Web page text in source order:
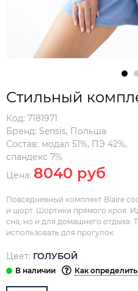
Стильный
Код: 7181971
Бренд: Sensis, Польша
Состав: модал 51%, ПЭ 42%,
спандекс 7%
Цена: 8040 руб
Повседневный комплект Blaire
и шорт. Шортики прямого кроя.
сна, но и для домашнего отдыха.
использовать для прогулок.
Цвет: ГОЛУБОЙ
Как